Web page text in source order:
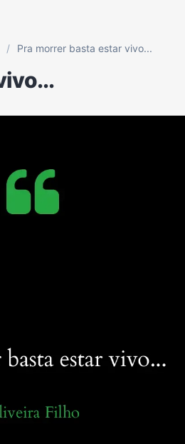
/ Pra morrer basta estar vivo...